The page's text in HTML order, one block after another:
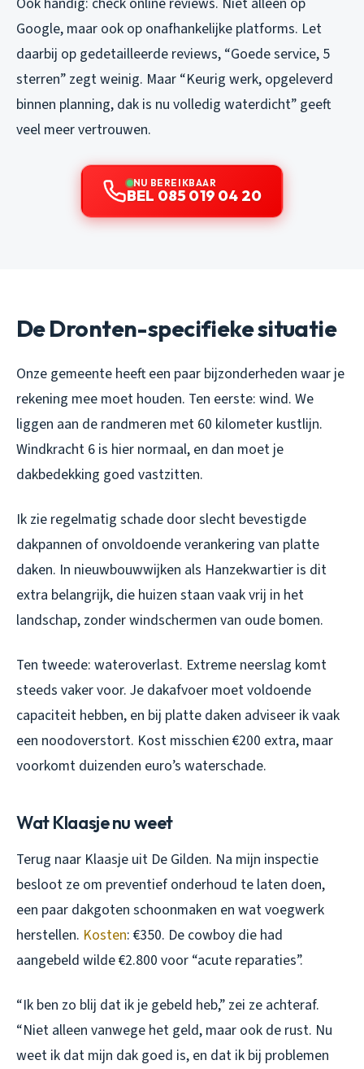
Google, maar ook op onafhankelijke platforms. Let
daarbij op gedetailleerde reviews, “Goede service, 5
sterren” zegt weinig. Maar “Keurig werk, opgeleverd
binnen planning, dak is nu volledig waterdicht” geeft
veel meer vertrouwen.
NU BEREIKBAAR
BEL 085 019 04 20
De Dronten-specifieke situatie
Onze gemeente heeft een paar bijzonderheden waar je
rekening mee moet houden. Ten eerste: wind. We
liggen aan de randmeren met 60 kilometer kustlijn.
Windkracht 6 is hier normaal, en dan moet je
dakbedekking goed vastzitten.
Ik zie regelmatig schade door slecht bevestigde
dakpannen of onvoldoende verankering van platte
daken. In nieuwbouwwijken als Hanzekwartier is dit
extra belangrijk, die huizen staan vaak vrij in het
landschap, zonder windschermen van oude bomen.
Ten tweede: wateroverlast. Extreme neerslag komt
steeds vaker voor. Je dakafvoer moet voldoende
capaciteit hebben, en bij platte daken adviseer ik vaak
een noodoverstort. Kost misschien €200 extra, maar
voorkomt duizenden euro’s waterschade.
Wat Klaasje nu weet
Terug naar Klaasje uit De Gilden. Na mijn inspectie
besloot ze om preventief onderhoud te laten doen,
een paar dakgoten schoonmaken en wat voegwerk
herstellen. Kosten: €350. De cowboy die had
aangebeld wilde €2.800 voor “acute reparaties”.
“Ik ben zo blij dat ik je gebeld heb,” zei ze achteraf.
“Niet alleen vanwege het geld, maar ook de rust. Nu
weet ik dat mijn dak goed is, en dat ik bij problemen